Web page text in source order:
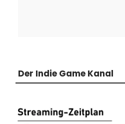
Der Indie Game Kanal